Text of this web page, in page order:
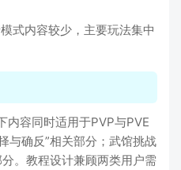
内容较少，主要玩法集中
内容同时适用于PVP与PVE
与确反”相关部分；武馆挑战
。教程设计兼顾两类用户需